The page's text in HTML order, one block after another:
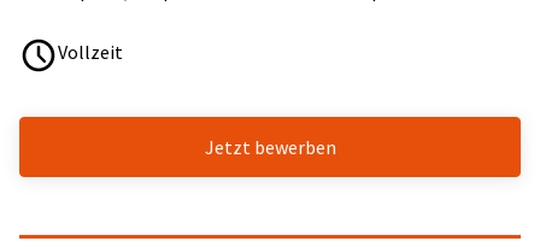
Vollzeit
Jetzt bewerben